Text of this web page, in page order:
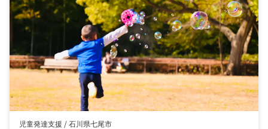
児童発達支援 /石川県七尾市